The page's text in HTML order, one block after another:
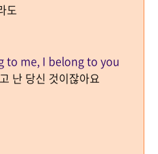
도
to me, I belong to you
난 당신 것이잖아요